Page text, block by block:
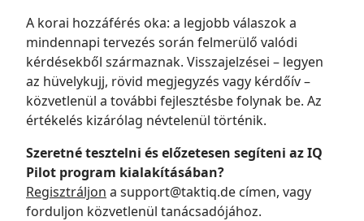
A korai hozzáférés oka: a legjobb válaszok a
mindennapi tervezés során felmerülő valódi
kérdésekből származnak. Visszajelzései – legyen
az hüvelykujj, rövid megjegyzés vagy kérdőív –
közvetlenül a további fejlesztésbe folynak be. Az
értékelés kizárólag névtelenül történik.
Szeretné tesztelni és előzetesen segíteni az IQ
Pilot program kialakításában?
Regisztráljon a support@taktiq.de címen, vagy
forduljon közvetlenül tanácsadójához.